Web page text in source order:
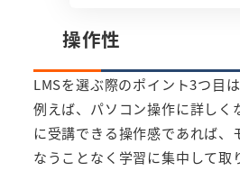
操作性
LMSを選ぶ際のポイント3つ目
例えば、パソコン操作に詳しく
に受講できる操作感であれば、
なうことなく学習に集中して取